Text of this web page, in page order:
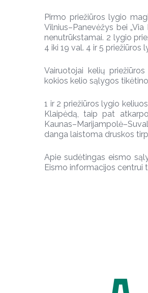
Pirmo priežiūros lygio
Vilnius–Panevėžys bei
nenutrūkstamai. 2 lygio
4 iki 19 val. 4 ir 5 priežiūros
Vairuotojai kelių
kokios kelio sąlygos
1 ir 2 priežiūros lygio
Klaipėdą, taip pat
danga laistoma druskos
Apie sudėtingas eismo
Eismo informacijos centrui